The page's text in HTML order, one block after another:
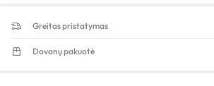
Greitas pristatymas
Dovanų pakuotė